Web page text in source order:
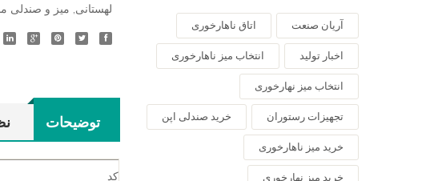
لهستانی میز و صندلی
توضیحات
کد
آریان صنعت اتاق ناهارخوری
اخبار تولید انتخاب میز ناهارخوری
انتخاب میز نهارخوری
تجهیزات رستوران خرید صندلی اپن
خرید میز ناهارخوری
خرید میز نهارخوری